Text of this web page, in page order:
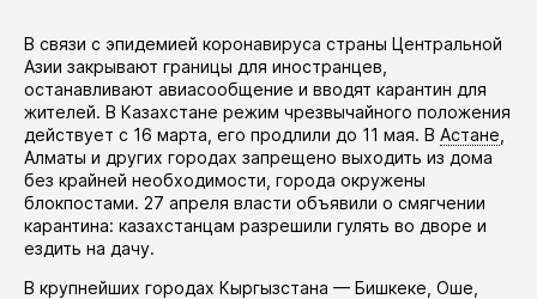
В связи с эпидемией коронавируса страны Центральной
Азии закрывают границы для иностранцев,
останавливают авиасообщение и вводят карантин для
жителей. В Казахстане режим чрезвычайного положения
действует с 16 марта, его продлили до 11 мая. В Астане
Алматы и других городах запрещено выходить из дома
без крайней необходимости, города окружены
блокпостами. 27 апреля власти объявили о смягчении
карантина: казахстанцам разрешили гулять во дворе и
ездить на дачу.
В крупнейших городах Кыргызстана — Бишкеке, Оше,